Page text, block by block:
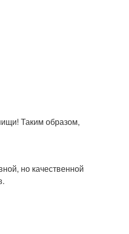
Таким образом,
но качественной